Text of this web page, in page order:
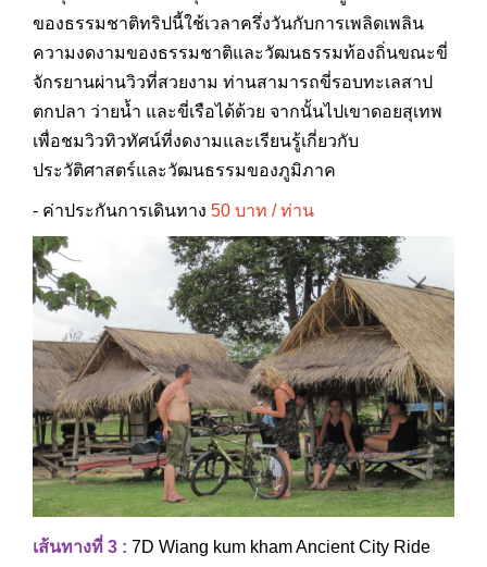
ของธรรมชาติทริปนี้ใช้เวลาครึ่งวันกับการเพลิดเพลิน
ความงดงามของธรรมชาติและวัฒนธรรมท้องถิ่นขณะขี่
จักรยานผ่านวิวที่สวยงาม ท่านสามารถขี่รอบทะเลสาป
ตกปลา ว่ายน้ำ และขี่เรือได้ด้วย จากนั้นไปเขาดอยสุเทพ
เพื่อชมวิวทิวทัศน์ที่งดงามและเรียนรู้เกี่ยวกับ
ประวัติศาสตร์และวัฒนธรรมของภูมิภาค
- ค่าประกันการเดินทาง 50 บาท / ท่าน
เส้นทางที่ 3 : 7D Wiang kum kham Ancient City Ride